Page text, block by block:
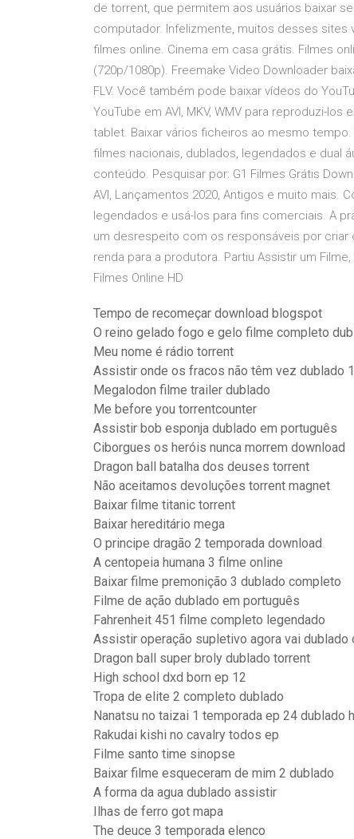
de torrent, que permitem aos usuários baixar
computador. Infelizmente, muitos desses sites
filmes online. Cinema em casa grátis. Filmes
(720p/1080p). Freemake Video Downloader
FLV. Você também pode baixar vídeos do
YouTube em AVI, MKV, WMV para reproduzi-los
tablet. Baixar vários ficheiros ao mesmo
filmes nacionais, dublados, legendados e dual
conteúdo. Pesquisar por: G1 Filmes Grátis
AVI, Lançamentos 2020, Antigos e muito mais.
legendados e usá-los para fins comerciais. A
um desrespeito com os responsáveis por
renda para a produtora. Partiu Assistir um
Filmes Online HD
Tempo de recomeçar download blogspot
O reino gelado fogo e gelo filme completo
Meu nome é rádio torrent
Assistir onde os fracos não têm vez dublado
Megalodon filme trailer dublado
Me before you torrentcounter
Assistir bob esponja dublado em português
Ciborgues os heróis nunca morrem download
Dragon ball batalha dos deuses torrent
Não aceitamos devoluções torrent magnet
Baixar filme titanic torrent
Baixar hereditário mega
O principe dragão 2 temporada download
A centopeia humana 3 filme online
Baixar filme premonição 3 dublado completo
Filme de ação dublado em português
Fahrenheit 451 filme completo legendado
Assistir operação supletivo agora vai dublado
Dragon ball super broly dublado torrent
High school dxd born ep 12
Tropa de elite 2 completo dublado
Nanatsu no taizai 1 temporada ep 24 dublado
Rakudai kishi no cavalry todos ep
Filme santo time sinopse
Baixar filme esqueceram de mim 2 dublado
A forma da agua dublado assistir
Ilhas de ferro got mapa
The deuce 3 temporada elenco